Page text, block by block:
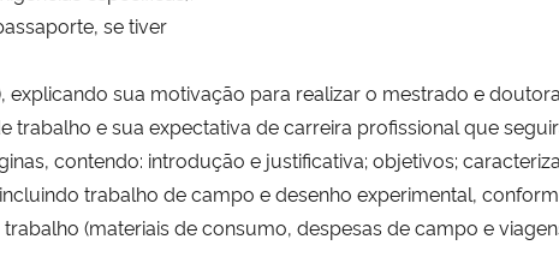
se tiver
explicando sua motivação para realizar o mestrado e
trabalho e sua expectativa de carreira profissional que
contendo: introdução e justificativa; objetivos;
trabalho de campo e desenho experimental,
(materiais de consumo, despesas de campo e